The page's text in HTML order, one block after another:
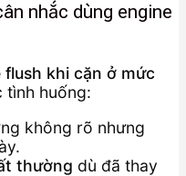
nhắc dùng engine
khi cặn ở mức
tình huống:
không rõ nhưng
thường dù đã thay